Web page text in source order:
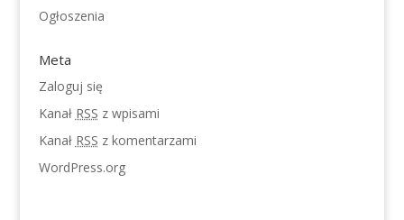
Ogłoszenia
Meta
Zaloguj się
Kanał RSS z wpisami
Kanał RSS z komentarzami
WordPress.org